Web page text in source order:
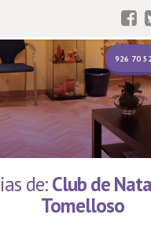
926 70
de:Club de
Tomelloso